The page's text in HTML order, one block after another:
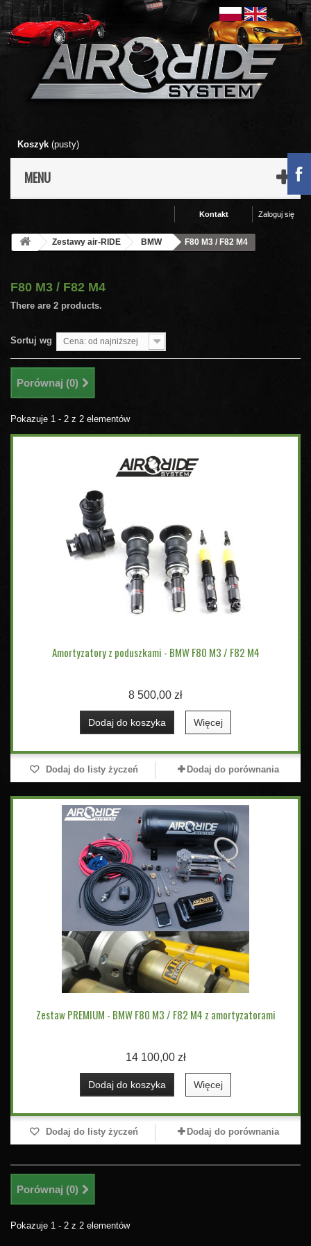
Koszyk (pusty)
MENU
Zaloguj się
Kontakt
Zestawy air-RIDE BMW F80 M3 / F82 M4
F80 M3 / F82 M4
There are 2 products.
Sortuj wg Cena: od najniższej
Porównaj (0)
Pokazuje 1 - 2 z 2 elementów
Amortyzatory z poduszkami - BMW F80 M3 / F82 M4
8 500,00 zł
Dodaj do koszyka Więcej
Dodaj do listy życzeń Dodaj do porównania
Zestaw PREMIUM - BMW F80 M3 / F82 M4 z amortyzatorami
14 100,00 zł
Dodaj do koszyka Więcej
Dodaj do listy życzeń Dodaj do porównania
Porównaj (0)
Pokazuje 1 - 2 z 2 elementów